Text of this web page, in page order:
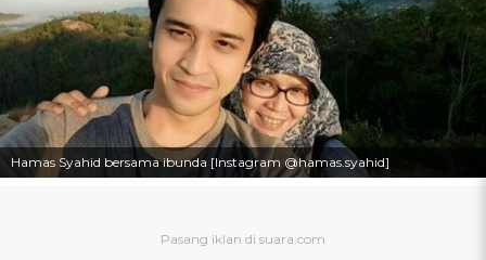
Hamas Syahid bersama ibunda [Instagram @hamas.syahid]